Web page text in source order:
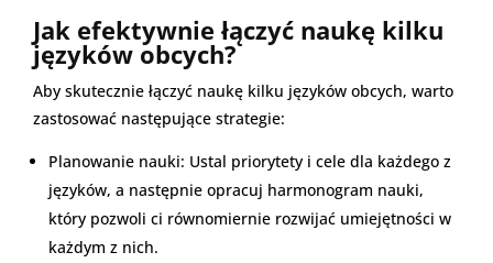
Jak efektywnie łączyć naukę kilku
języków obcych?
Aby skutecznie łączyć naukę kilku języków obcych, warto
zastosować następujące strategie:
Planowanie nauki: Ustal priorytety i cele dla każdego z
języków, a następnie opracuj harmonogram nauki,
który pozwoli ci równomiernie rozwijać umiejętności w
każdym z nich.